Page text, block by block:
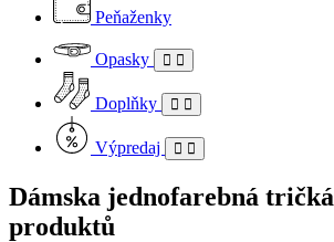
Peňaženky
Opasky
Doplňky
Výpredaj
Dámska jednofarebná tričká
produktů